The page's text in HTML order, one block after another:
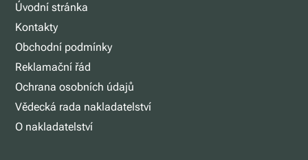
Úvodní stránka
Kontakty
Obchodní podmínky
Reklamační řád
Ochrana osobních údajů
Vědecká rada nakladatelství
O nakladatelství